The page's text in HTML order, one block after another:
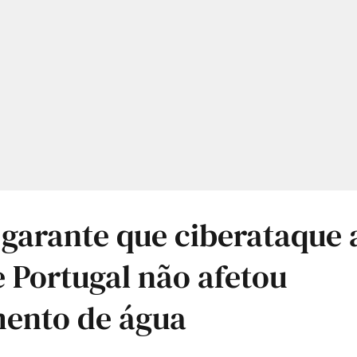
que ciberataque
Portugal não afetou
de água